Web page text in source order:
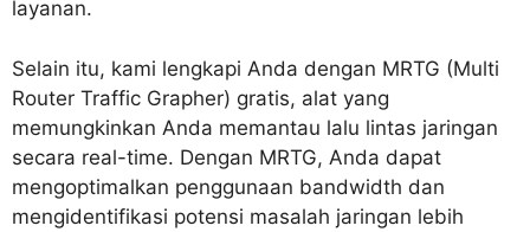
layanan.
Selain itu, kami lengkapi Anda dengan MRTG (Multi
Router Traffic Grapher) gratis, alat yang
memungkinkan Anda memantau lalu lintas jaringan
secara real-time. Dengan MRTG, Anda dapat
mengoptimalkan penggunaan bandwidth dan
mengidentifikasi potensi masalah jaringan lebih